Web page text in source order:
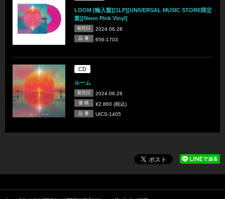
LOOM [輸入盤][1LP][UNIVERSAL MUSIC STORE限定
盤][Neon Pink Vinyl]
発売日 2024.06.28
品 番 656-1703
CD
ルーム
発売日 2024.06.28
価 格 ¥2,860 (税込)
品 番 UICS-1405